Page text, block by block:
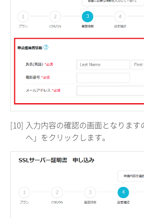
[10] 入力内容の確認の画面となります
へ」をクリックします。